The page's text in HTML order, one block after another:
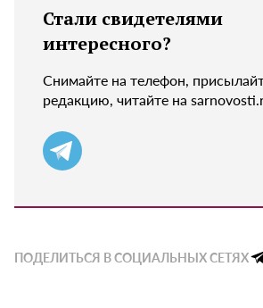
Стали свидетелями
интересного?
Снимайте на телефон,
редакцию, читайте на
ПОДЕЛИТЬСЯ В СОЦИАЛЬНЫХ СЕТЯХ